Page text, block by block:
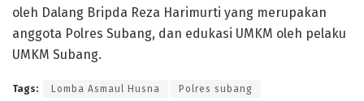
oleh Dalang Bripda Reza Harimurti yang merupakan
anggota Polres Subang, dan edukasi UMKM oleh pelaku
UMKM Subang.
Tags: Lomba Asmaul Husna Polres subang